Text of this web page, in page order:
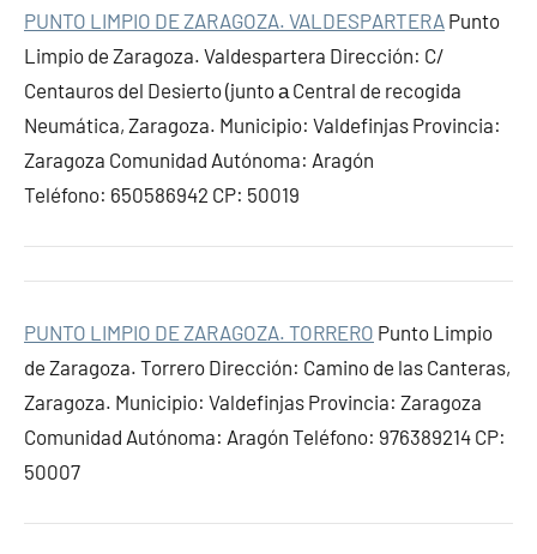
PUNTO LIMPIO DE ZARAGOZA. VALDESPARTERA Punto
Limpio de Zaragoza. Valdespartera Dirección: C/
Centauros del Desierto (junto а Central de recogida
Neumática, Zaragoza. Municipio: Valdefinjas Provincia:
Zaragoza Comunidad Autónoma: Aragón
Teléfono: 650586942 CP: 50019
PUNTO LIMPIO DE ZARAGOZA. TORRERO Punto Limpio
de Zaragoza. Torrero Dirección: Camino de las Canteras,
Zaragoza. Municipio: Valdefinjas Provincia: Zaragoza
Comunidad Autónoma: Aragón Teléfono: 976389214 CP:
50007